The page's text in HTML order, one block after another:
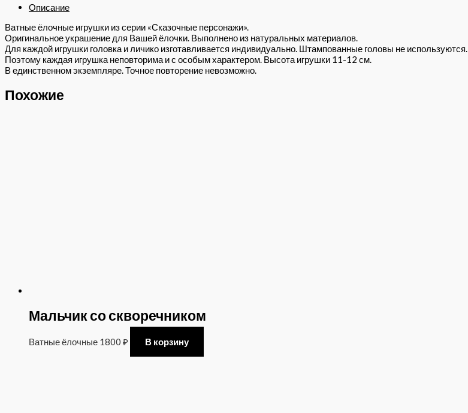
Описание
Ватные ёлочные игрушки из серии «Сказочные персонажи».
Оригинальное украшение для Вашей ёлочки. Выполнено из натуральных материалов.
Для каждой игрушки головка и личико изготавливается индивидуально. Штампованные головы не используются.
Поэтому каждая игрушка неповторима и с особым характером. Высота игрушки 11-12 см.
В единственном экземпляре. Точное повторение невозможно.
Похожие
Мальчик со скворечником
Ватные ёлочные 1800 ₽ В корзину